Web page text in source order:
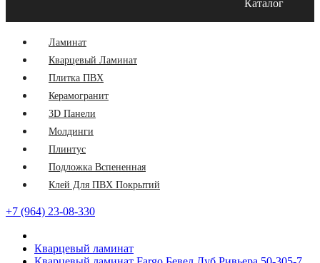
Каталог
Ламинат
Кварцевый Ламинат
Плитка ПВХ
Керамогранит
3D Панели
Молдинги
Плинтус
Подложка Вспененная
Клей Для ПВХ Покрытий
+7 (964) 23-08-330
Кварцевый ламинат